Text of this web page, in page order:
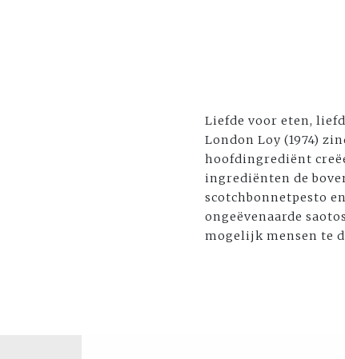
Liefde voor eten,
London Loy (1974)
hoofdingrediënt
ingrediënten de
scotchbonnetpesto
ongeëvenaarde
mogelijk mensen te